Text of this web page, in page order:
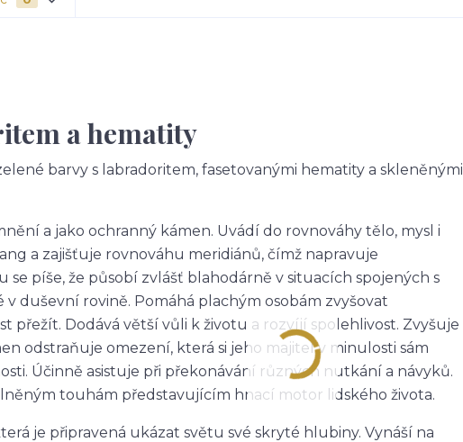
a hematity
barvy s labradoritem, fasetovanými hematity a skleněnými
a jako ochranný kámen. Uvádí do rovnováhy tělo, mysl i
a zajišťuje rovnováhu meridiánů, čímž napravuje
se píše, že působí zvlášť blahodárně v situacích spojených s
v duševní rovině. Pomáhá plachým osobám zvyšovat
přežít. Dodává větší vůli k životu a rozvíjí spolehlivost. Zvyšuje
odstraňuje omezení, která si jeho majitel v minulosti sám
Účinně asistuje při překonávání různých nutkání a návyků.
touhám představujícím hnací motor lidského života.
je připravená ukázat světu své skryté hlubiny. Vynáší na